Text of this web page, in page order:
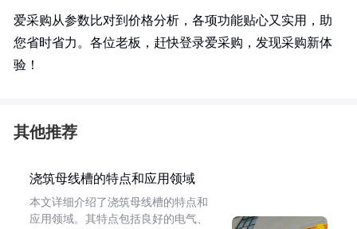
爱采购从参数比对到价格分析，各项功能贴心又实用，助
您省时省力。各位老板，赶快登录爱采购，发现采购新体
验！
其他推荐
浇筑母线槽的特点和应用领域
本文详细介绍了浇筑母线槽的特点和
应用领域。其特点包括良好的电气、